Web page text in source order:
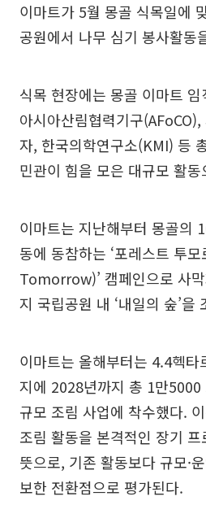
이마트가 5월 몽골 식목일에
공원에서 나무 심기 봉사활동
식목 현장에는 몽골 이마트
아시아산림협력기구
자, 한국의학연구소(KMI) 등
민관이 힘을 모은 대규모 활
이마트는 지난해부터 몽골의
동에 동참하는 ‘포레스트 투
Tomorrow)’ 캠페인으로 사
지 국립공원 내 ‘내일의 숲’을
이마트는 올해부터는 4.4헥
지에 2028년까지 총 1만5000
규모 조림 사업에 착수했다.
조림 활동을 본격적인 장기
뜻으로, 기존 활동보다 규모·
보한 전환점으로 평가된다.